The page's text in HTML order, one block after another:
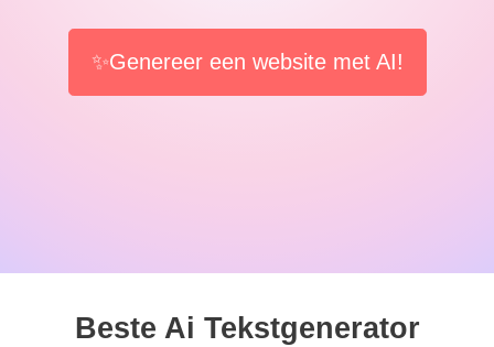
✨Genereer een website met AI!
Beste Ai Tekstgenerator